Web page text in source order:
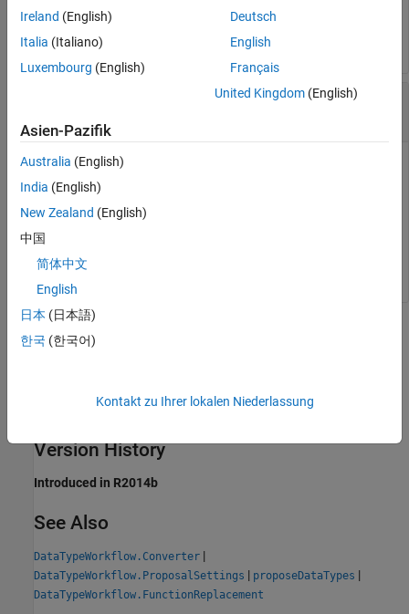
Converter object for the system under design, specified as a
Name of run to apply data types to
Name of run to apply data types to, specified as a character
vector.
Example: applyDataTypes(converter,'Run1')
Data Types:
Alternatives
information, seeFixed-Point Tool.
Version History
Introduced in R2014b
See Also
DataTypeWorkflow.Converter |
DataTypeWorkflow.ProposalSettings | proposeDataTypes |
DataTypeWorkflow.FunctionReplacement
Ireland (English)
Italia (Italiano)
Luxembourg (English)
Deutsch
English
Français
United Kingdom(English)
Asien-Pazifik
Australia (English)
India (English)
New Zealand (English)
中国
简体中文
English
日本 (日本語)
한국 (한국어)
Kontakt zu Ihrer lokalen Niederlassung